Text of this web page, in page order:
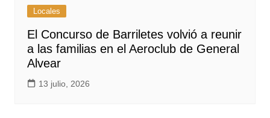
Locales
El Concurso de Barriletes volvió a reunir
a las familias en el Aeroclub de General
Alvear
13 julio, 2026